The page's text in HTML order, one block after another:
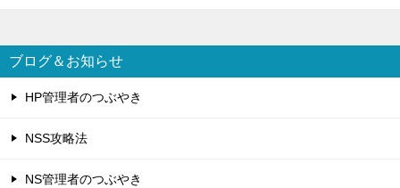
ブログ＆お知らせ
HP管理者のつぶやき
NSS攻略法
NS管理者のつぶやき